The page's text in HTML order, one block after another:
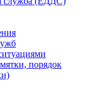
порядок